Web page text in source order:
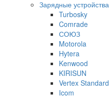
Зарядные устройства
Turbosky
Comrade
СОЮЗ
Motorola
Hytera
Kenwood
KIRISUN
Vertex Standard
Icom